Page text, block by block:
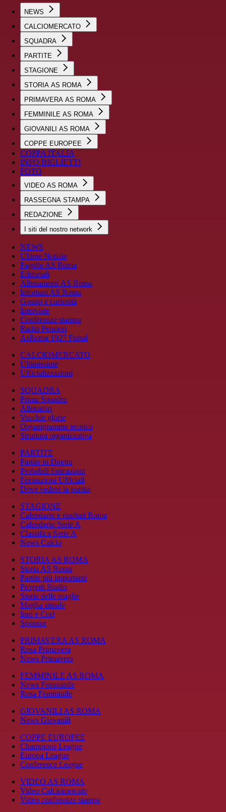
NEWS
CALCIOMERCATO
SQUADRA
PARTITE
STAGIONE
STORIA AS ROMA
PRIMAVERA AS ROMA
FEMMINILE AS ROMA
GIOVANILI AS ROMA
COPPE EUROPEE
COPPA ITALIA
INFO BIGLIETTI
FOTO
VIDEO AS ROMA
RASSEGNA STAMPA
REDAZIONE
I siti del nostro network
NEWS
Ultime Notizie
Pagelle AS Roma
Editoriali
Allenamenti AS Roma
Infortuni AS Roma
Gossip e curiosità
Interviste
Conferenze stampa
Radio Pensieri
AsRoma 1927 Futsal
CALCIOMERCATO
Ultimissime
Ufficializzazioni
SQUADRA
Prima Squadra
Allenatori
Vecchie glorie
Organigramma tecnico
Struttura organizzativa
PARTITE
Partite in Diretta
Probabili formazioni
Formazioni Ufficiali
Dove vedere la partita
STAGIONE
Calendario e risultati Roma
Calendario Serie A
Classifica Serie A
News Calcio
STORIA AS ROMA
Storia AS Roma
Partite più importanti
Progetti Stadio
Storia delle maglie
Maglia attuale
Inni e Cori
Sponsor
PRIMAVERA AS ROMA
Rosa Primavera
News Primavera
FEMMINILE AS ROMA
News Femminile
Rosa Femminile
GIOVANILI AS ROMA
News Giovanili
COPPE EUROPEE
Champions League
Europa League
Conference League
VIDEO AS ROMA
Video Calciomercato
Video conferenze stampa